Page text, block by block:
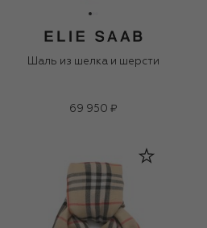
Шаль из шелка и шерсти
69 950 ₽